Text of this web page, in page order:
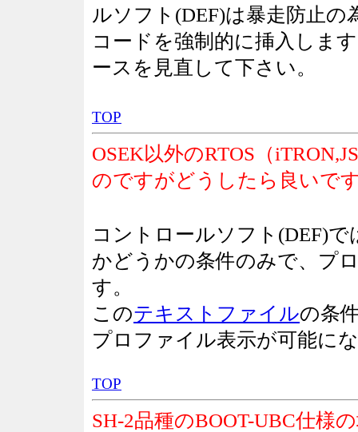
ルソフト(DEF)は暴走防止
コードを強制的に挿入しま
ースを見直して下さい。
TOP
OSEK以外のRTOS（
のですがどうしたら良いで
コントロールソフト(DEF)
かどうかの条件のみで、プ
す。
このテキストファイルの条
プロファイル表示が可能に
TOP
SH-2品種のBOOT-UBC仕様